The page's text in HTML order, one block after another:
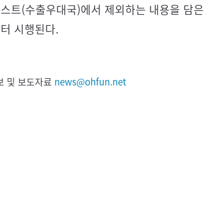
트(수출우대국)에서 제외하는 내용을 담은
시행된다.
및 보도자료 news@ohfun.net